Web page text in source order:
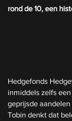
rond de 10, een
Hedgefonds
inmiddels zelfs
geprijsde
Tobin denkt dat